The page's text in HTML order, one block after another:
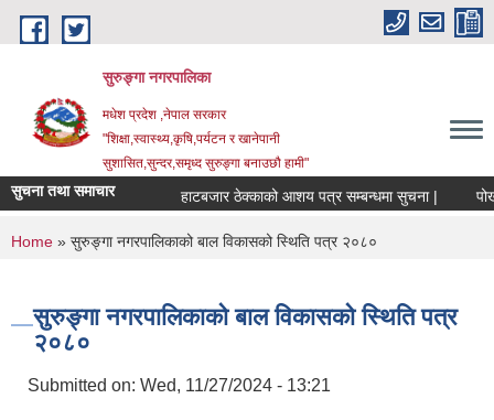
Skip to main content
सुरुङ्‍गा नगरपालिका
मधेश प्रदेश ,नेपाल सरकार
"शिक्षा,स्वास्थ्य,कृषि,पर्यटन र खानेपानी
सुशासित,सुन्दर,समृध्द सुरुङ्गा बनाउछौ हामी"
सुचना तथा समाचार हाटबजार ठेक्काको आशय पत्र सम्बन्धमा सुचना |
You are here
Home » सुरुङ्गा नगरपालिकाको बाल विकासको स्थिति पत्र २०८०
सुरुङ्गा नगरपालिकाको बाल विकासको स्थिति पत्र
२०८०
Submitted on: Wed, 11/27/2024 - 13:21